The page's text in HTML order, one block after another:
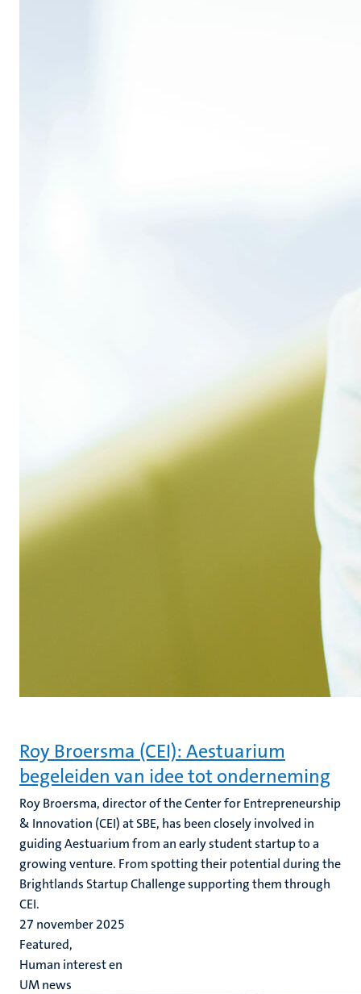
Roy Broersma (CEI): Aestuarium
begeleiden van idee tot onderneming
Roy Broersma, director of the Center for Entrepreneurship
& Innovation (CEI) at SBE, has been closely involved in
guiding Aestuarium from an early student startup to a
growing venture. From spotting their potential during the
Brightlands Startup Challenge supporting them through
CEI.
27 november 2025
Featured,
Human interest en
UM news